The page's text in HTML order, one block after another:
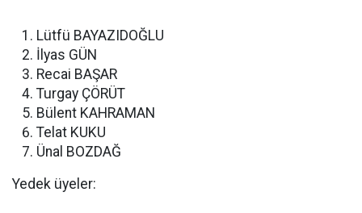
Lütfü BAYAZIDOĞLU
İlyas GÜN
Recai BAŞAR
Turgay ÇÖRÜT
Bülent KAHRAMAN
Telat KUKU
Ünal BOZDAĞ
Yedek üyeler: